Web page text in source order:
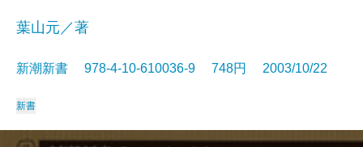
葉山元／著
新潮新書 978-4-10-610036-9 748円 2003/10/22
新書